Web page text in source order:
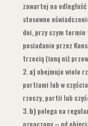
zawartej na
stosowne
dni, przy czym
posiadanie przez
trzecią (inną niż
a)obejmuje wiele
partiami lub w
rzeczy, partii lub
b)polega na
oznaczony – od